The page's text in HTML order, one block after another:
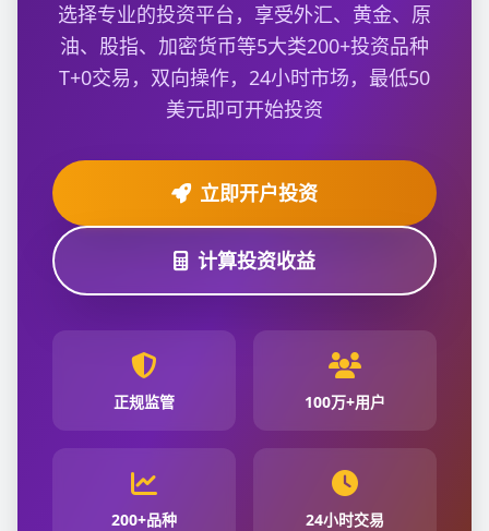
选择专业的投资平台，享受外汇、黄金、原
油、股指、加密货币等5大类200+投资品种
T+0交易，双向操作，24小时市场，最低50
美元即可开始投资
立即开户投资
计算投资收益
正规监管 100万+用户
200+品种 24小时交易